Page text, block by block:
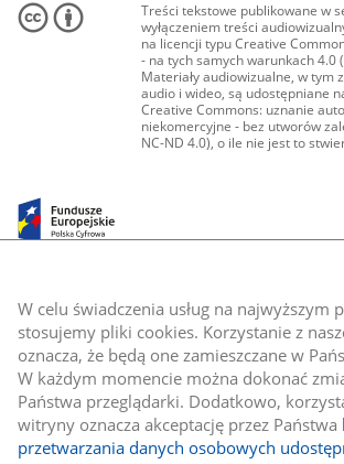
W celu świadczenia usług na najwyższym
stosujemy pliki cookies. Korzystanie z
oznacza, że będą one zamieszczane w
W każdym momencie można dokonać
Państwa przeglądarki. Dodatkowo,
witryny oznacza akceptację przez Państwa
przetwarzania danych osobowych
Treści tekstowe publikowane w
wyłączeniem treści
na licencji typu Creative
- na tych samych warunkach 4.0
Materiały audiowizualne, w tym
audio i wideo, są udostępniane
Creative Commons: uznanie
niekomercyjne - bez utworów
NC-ND 4.0), o ile nie jest to